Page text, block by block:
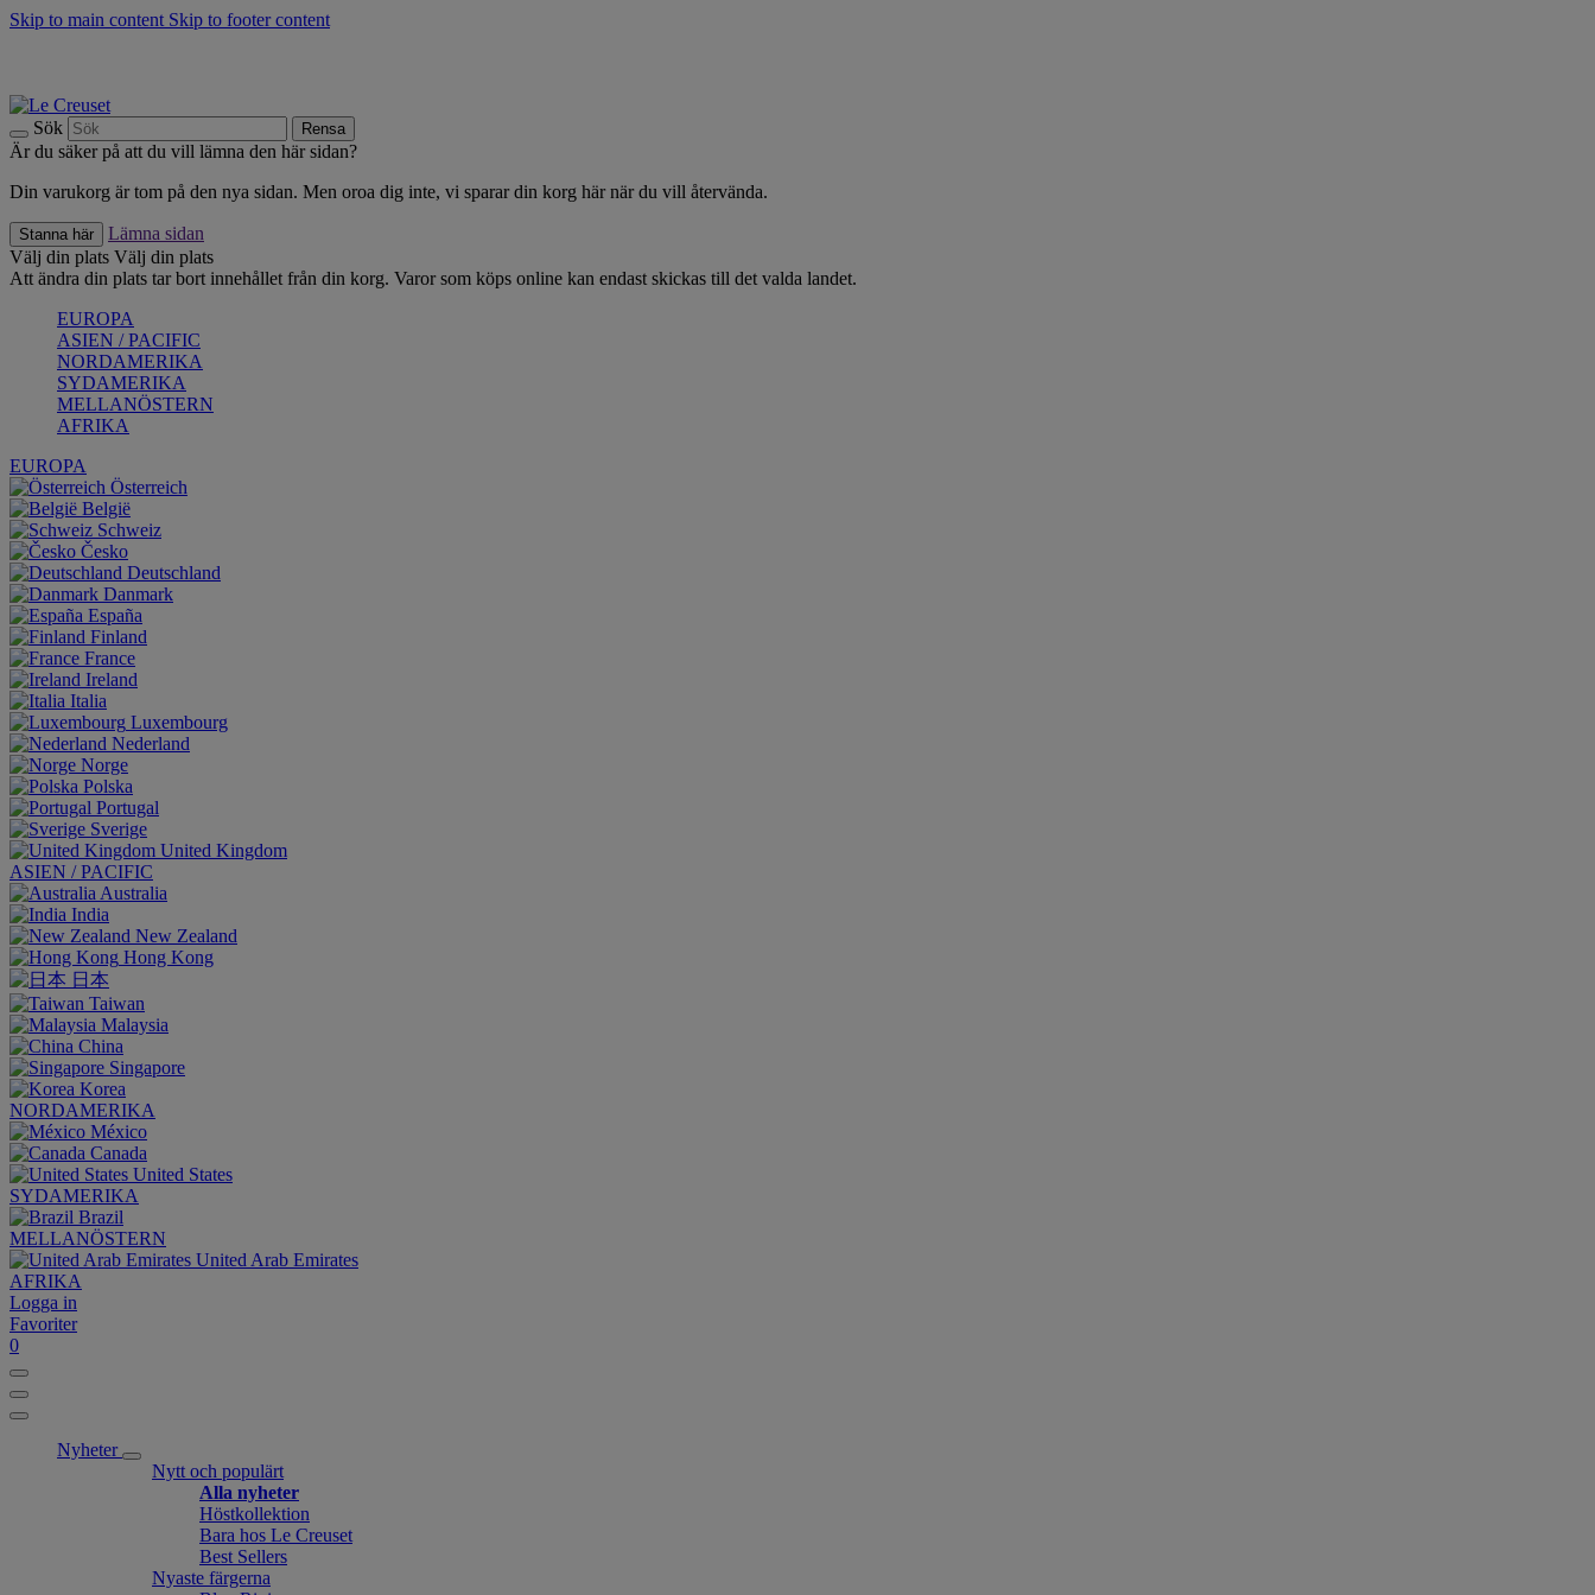
Skip to main content Skip to footer content
Sök Rensa
Är du säker på att du vill lämna den här sidan?
Din varukorg är tom på den nya sidan. Men oroa dig inte, vi sparar din korg här när du vill återvända.
Stanna här
Lämna sidan
Välj din plats Välj din plats
Att ändra din plats tar bort innehållet från din korg. Varor som köps online kan endast skickas till det valda landet.
EUROPA
ASIEN / PACIFIC
NORDAMERIKA
SYDAMERIKA
MELLANÖSTERN
AFRIKA
EUROPA
Österreich
België
Schweiz
Česko
Deutschland
Danmark
España
Finland
France
Ireland
Italia
Luxembourg
Nederland
Norge
Polska
Portugal
Sverige
United Kingdom
ASIEN / PACIFIC
Australia
India
New Zealand
Hong Kong
日本
Taiwan
Malaysia
China
Singapore
Korea
NORDAMERIKA
México
Canada
United States
SYDAMERIKA
Brazil
MELLANÖSTERN
United Arab Emirates
AFRIKA
Logga in
Favoriter
0
Nyheter
Nytt och populärt
Alla nyheter
Höstkollektion
Bara hos Le Creuset
Best Sellers
Nyaste färgerna